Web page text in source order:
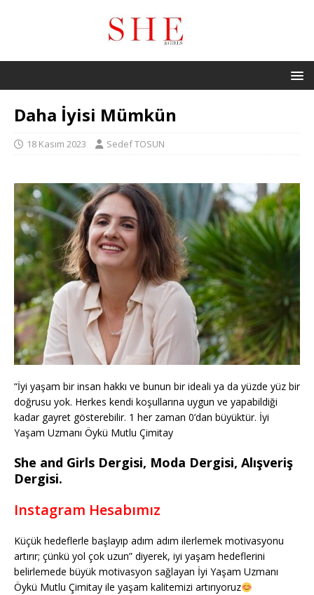
Daha İyisi Mümkün
18 Kasım 2023 Sedef TOSUN
“İyi yaşam bir insan hakkı ve bunun bir ideali ya da yüzde yüz bir
doğrusu yok. Herkes kendi koşullarına uygun ve yapabildiği
kadar gayret gösterebilir. 1 her zaman 0’dan büyüktür. İyi
Yaşam Uzmanı Öykü Mutlu Çimitay
She and Girls Dergisi, Moda Dergisi, Alışveriş
Dergisi.
Instagram Hesabımız
Küçük hedeflerle başlayıp adım adım ilerlemek motivasyonu
artırır; çünkü yol çok uzun” diyerek, iyi yaşam hedeflerini
belirlemede büyük motivasyon sağlayan İyi Yaşam Uzmanı
Öykü Mutlu Çimitay ile yaşam kalitemizi artırıyoruz